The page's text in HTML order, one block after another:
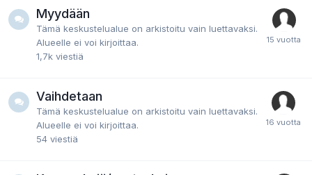
Myydään
Tämä keskustelualue on arkistoitu vain luettavaksi.
Alueelle ei voi kirjoittaa.
1,7k viestiä
Vaihdetaan
Tämä keskustelualue on arkistoitu vain luettavaksi.
Alueelle ei voi kirjoittaa.
54 viestiä